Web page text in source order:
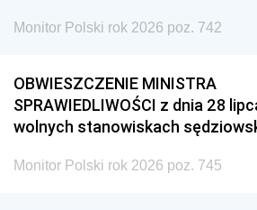
Monitor Polski rok 2026 poz. 742
OBWIESZCZENIE MINISTRA
SPRAWIEDLIWOŚCI z dnia 28
wolnych stanowiskach
Monitor Polski rok 2026 poz. 745